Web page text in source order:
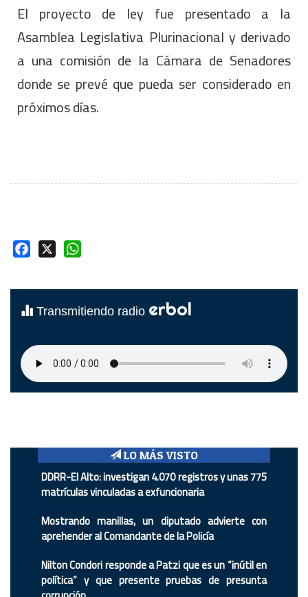
El proyecto de ley fue presentado a la
Asamblea Legislativa Plurinacional y derivado
a una comisión de la Cámara de Senadores
donde se prevé que pueda ser considerado en
próximos días.
Facebook
Transmitiendo radio erbol
LO MÁS VISTO
DDRR-El Alto: investigan 4.070 registros y unas 775
matrículas vinculadas a exfuncionaria
Mostrando manillas, un diputado advierte con
aprehender al Comandante de la Policía
Nilton Condori responde a Patzi que es un “inútil en
política” y que presente pruebas de presunta